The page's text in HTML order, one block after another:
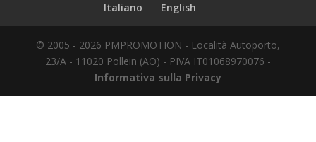
Italiano English
© 2005 - 2026 PMPROMOTION - Località Autoporto,
23/A - 11020 Pollein (AO) - PIVA IT01068970076 -
Informativa sulla Privacy